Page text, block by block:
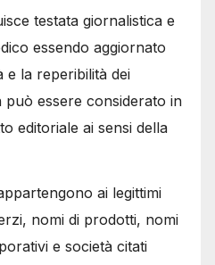
testata giornalistica e
essendo aggiornato
e la reperibilità dei
può essere considerato in
editoriale ai sensi della
ai legittimi
nomi di prodotti, nomi
e società citati